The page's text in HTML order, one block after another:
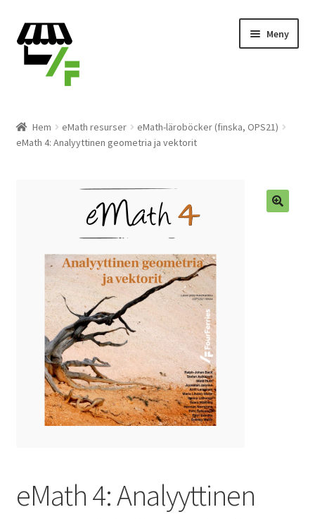
Hoppa
till
navigering
Gå
till
innehåll
Meny
Varukorg
Hem eMath resurser
eMath-läroböcker (finska, OPS21)
eMath 4: Analyyttinen geometria ja vektorit
eMath 4: Analyyttinen